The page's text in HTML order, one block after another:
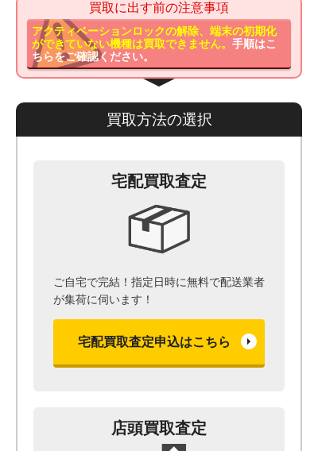
買取に出す前の注意事項
アクティベーションロックの解除、端末の初期化
ができていない機種は買取できません。手順はこ
ちらをご確認ください。
買取方法の選択
宅配買取査定
ご自宅で完結！指定日時に無料で配送業者
が集荷に伺います！
宅配買取査定申込はこちら
店頭買取査定